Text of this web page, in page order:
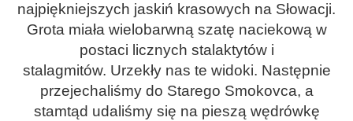
najpiękniejszych jaskiń krasowych na Słowacji.
Grota miała wielobarwną szatę naciekową w
postaci licznych stalaktytów i
stalagmitów. Urzekły nas te widoki. Następnie
przejechaliśmy do Starego Smokovca, a
stamtąd udaliśmy się na pieszą wędrówkę